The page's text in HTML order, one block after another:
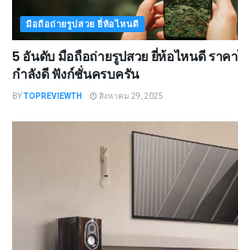
มือถือถ่ายรูปสวย ยี่ห้อไหนดี
5 อันดับ มือถือถ่ายรูปสวย ยี่ห้อไหนดี ราค
กำลังดี ฟังก์ชั่นครบครัน
BYTOPREVIEWTH สิงหาคม 29, 2025